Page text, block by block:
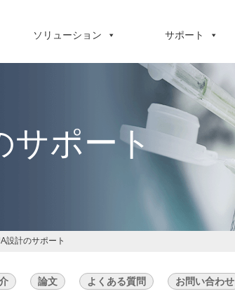
ソリューション サポート
サポート
設計のサポート
論文 よくある質問 お問い合わせ